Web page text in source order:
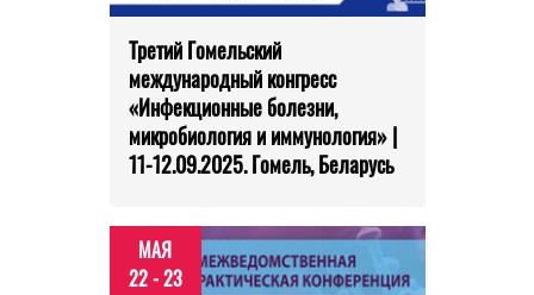
Третий Гомельский
международный конгресс
«Инфекционные болезни,
микробиология и иммунология» |
11-12.09.2025. Гомель, Беларусь
МАЯ
22 - 23